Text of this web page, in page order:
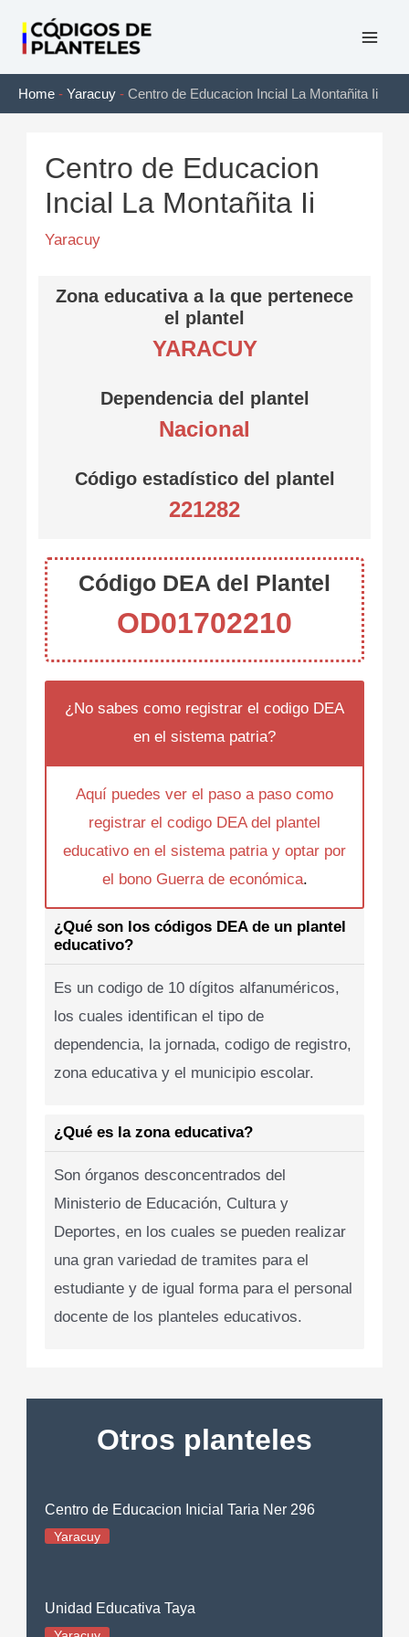
contenido
Home - Yaracuy - Centro de Educacion Incial La Montañita Ii
Centro de Educacion
Incial La Montañita Ii
Yaracuy
Zona educativa a la que pertenece
el plantel
YARACUY
Dependencia del plantel
Nacional
Código estadístico del plantel
221282
Código DEA del Plantel
OD01702210
¿No sabes como registrar el codigo DEA
en el sistema patria?
Aquí puedes ver el paso a paso como
registrar el codigo DEA del plantel
educativo en el sistema patria y optar por
el bono Guerra de económica.
¿Qué son los códigos DEA de un plantel
educativo?
Es un codigo de 10 dígitos alfanuméricos,
los cuales identifican el tipo de
dependencia, la jornada, codigo de registro,
zona educativa y el municipio escolar.
¿Qué es la zona educativa?
Son órganos desconcentrados del
Ministerio de Educación, Cultura y
Deportes, en los cuales se pueden realizar
una gran variedad de tramites para el
estudiante y de igual forma para el personal
docente de los planteles educativos.
Otros planteles
Centro de Educacion Inicial Taria Ner 296
Yaracuy
Unidad Educativa Taya